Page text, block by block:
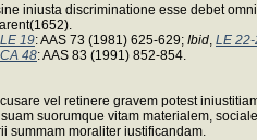
iniusta discriminatione esse debet
LE 19: AAS 73 (1981) 625-629; Ibid LE
CA 48: AAS 83 (1991) 852-854.
vel retinere gravem potest
suorumque vitam materialem,
summam moraliter iustificandam.